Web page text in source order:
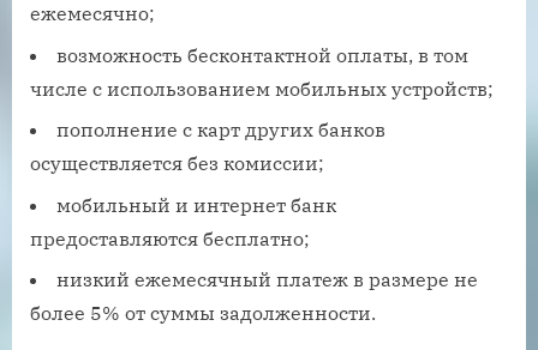
ежемесячно;
возможность бесконтактной оплаты, в том
числе с использованием мобильных устройств;
пополнение с карт других банков
осуществляется без комиссии;
мобильный и интернет банк
предоставляются бесплатно;
низкий ежемесячный платеж в размере не
более 5% от суммы задолженности.